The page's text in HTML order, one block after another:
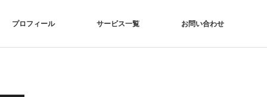
プロフィール サービス一覧 お問い合わせ